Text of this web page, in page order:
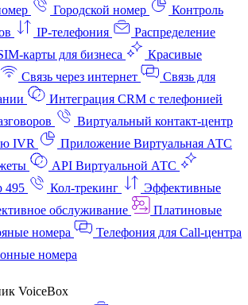
Городской номер
Контроль
IP-телефония
Распределение
карты для бизнеса
Красивые
Связь через интернет
Связь для
Интеграция CRM с телефонией
Виртуальный контакт‑центр
IVR
Приложение Виртуальная АТС
API Виртуальной АТС
495
Кол-трекинг
Эффективные
обслуживание
Платиновые
номера
Телефония для Call-центра
номера
VoiceBox